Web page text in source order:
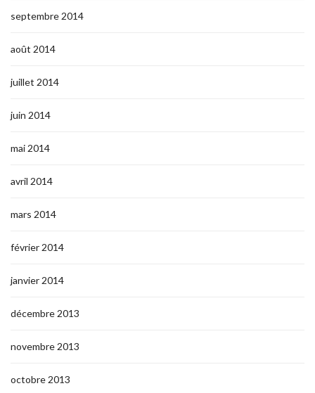
septembre 2014
août 2014
juillet 2014
juin 2014
mai 2014
avril 2014
mars 2014
février 2014
janvier 2014
décembre 2013
novembre 2013
octobre 2013